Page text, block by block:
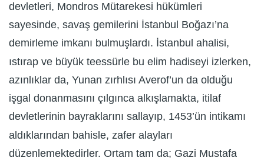
devletleri, Mondros Mütarekesi hükümleri
sayesinde, savaş gemilerini İstanbul Boğazı’na
demirleme imkanı bulmuşlardı. İstanbul ahalisi,
ıstırap ve büyük teessürle bu elim hadiseyi izlerken,
azınlıklar da, Yunan zırhlısı Averof’un da olduğu
işgal donanmasını çılgınca alkışlamakta, itilaf
devletlerinin bayraklarını sallayıp, 1453’ün intikamı
aldıklarından bahisle, zafer alayları
düzenlemektedirler. Ortam tam da; Gazi Mustafa